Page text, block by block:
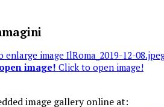
image! Click to open image!
image gallery online at: